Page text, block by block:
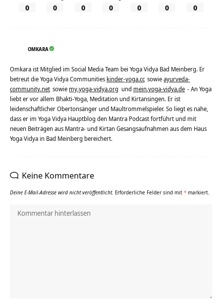
0 0 0 0 0 0 0
OMKARA
Omkara ist Mitglied im Social Media Team bei Yoga Vidya Bad Meinberg. Er
betreut die Yoga Vidya Communities kinder-yoga.cc sowieayurveda-
community.net sowie my.yoga-vidya.org und mein.yoga-vidya.de - An Yoga
liebt er vor allem Bhakti-Yoga, Meditation und Kirtansingen. Er ist
leidenschaftlicher Obertonsänger und Maultrommelspieler. So liegt es nahe,
dass er im Yoga Vidya Hauptblog den Mantra Podcast fortführt und mit
neuen Beiträgen aus Mantra- und Kirtan Gesangsaufnahmen aus dem Haus
Yoga Vidya in Bad Meinberg bereichert.
Keine Kommentare
Deine E-Mail-Adresse wird nicht veröffentlicht. Erforderliche Felder sind mit * markiert.